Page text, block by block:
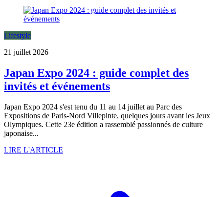
Lifestyle
21 juillet 2026
Japan Expo 2024 : guide complet des
invités et événements
Japan Expo 2024 s'est tenu du 11 au 14 juillet au Parc des
Expositions de Paris-Nord Villepinte, quelques jours avant les Jeux
Olympiques. Cette 23e édition a rassemblé passionnés de culture
japonaise...
LIRE L'ARTICLE